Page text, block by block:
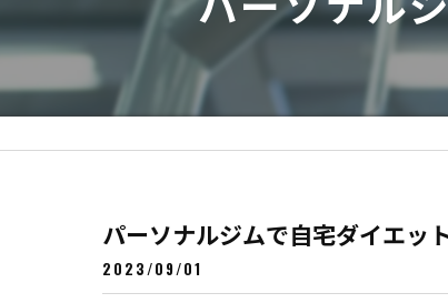
パーソナルジムで自宅ダイエッ
2023/09/01